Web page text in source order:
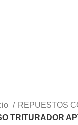
REPUESTOS
TRITURADOR